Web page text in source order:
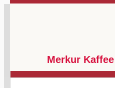
Merkur